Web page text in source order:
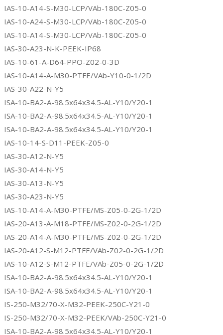
IAS-10-A14-S-M30-LCP/VAb-180C-Z05-0
IAS-10-A24-S-M30-LCP/VAb-180C-Z05-0
IAS-10-A14-S-M30-LCP/VAb-180C-Z05-0
IAS-30-A23-N-K-PEEK-IP68
IAS-10-61-A-D64-PPO-Z02-0-3D
IAS-10-A14-A-M30-PTFE/VAb-Y10-0-1/2D
IAS-30-A22-N-Y5
ISA-10-BA2-A-98.5x64x34.5-AL-Y10/Y20-1
ISA-10-BA2-A-98.5x64x34.5-AL-Y10/Y20-1
ISA-10-BA2-A-98.5x64x34.5-AL-Y10/Y20-1
IAS-10-14-S-D11-PEEK-Z05-0
IAS-30-A12-N-Y5
IAS-30-A14-N-Y5
IAS-30-A13-N-Y5
IAS-30-A23-N-Y5
IAS-10-A14-A-M30-PTFE/MS-Z05-0-2G-1/2D
IAS-20-A13-A-M18-PTFE/MS-Z02-0-2G-1/2D
IAS-20-A14-A-M30-PTFE/MS-Z02-0-2G-1/2D
IAS-20-A12-S-M12-PTFE/VAb-Z02-0-2G-1/2D
IAS-10-A12-S-M12-PTFE/VAb-Z05-0-2G-1/2D
ISA-10-BA2-A-98.5x64x34.5-AL-Y10/Y20-1
ISA-10-BA2-A-98.5x64x34.5-AL-Y10/Y20-1
IS-250-M32/70-X-M32-PEEK-250C-Y21-0
IS-250-M32/70-X-M32-PEEK/VAb-250C-Y21-0
ISA-10-BA2-A-98.5x64x34.5-AL-Y10/Y20-1